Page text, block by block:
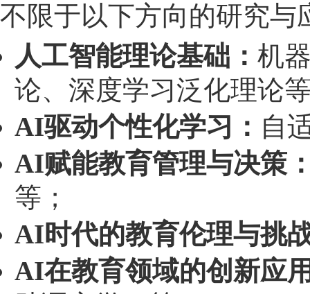
不限于以下方向的研究与
人工智能理论基础： 机
论、深度学习泛化理论
AI驱动个性化学习： 自
AI赋能教育管理与决策
等；
AI时代的教育伦理与挑
AI在教育领域的创新应